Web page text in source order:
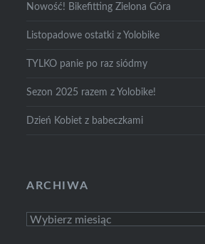
Nowość! Bikefitting Zielona Góra
Listopadowe ostatki z Yolobike
TYLKO panie po raz siódmy
Sezon 2025 razem z Yolobike!
Dzień Kobiet z babeczkami
ARCHIWA
Archiwa